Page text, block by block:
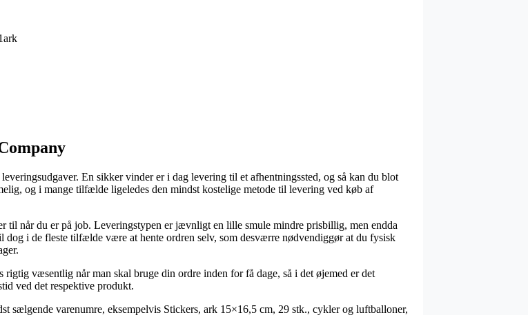
En sikker vinder er i dag levering til et afhentningssted, og så kan du blot
og i mange tilfælde ligeledes den mindst kostelige metode til levering ved køb af
til når du er på job. Leveringstypen er jævnligt en lille smule mindre prisbillig, men endda
i de fleste tilfælde være at hente ordren selv, som desværre nødvendiggør at du fysisk
væsentlig når man skal bruge din ordre inden for få dage, så i det øjemed er det
ved det respektive produkt.
sælgende varenumre, eksempelvis Stickers, ark 15×16,5 cm, 29 stk., cykler og luftballoner,